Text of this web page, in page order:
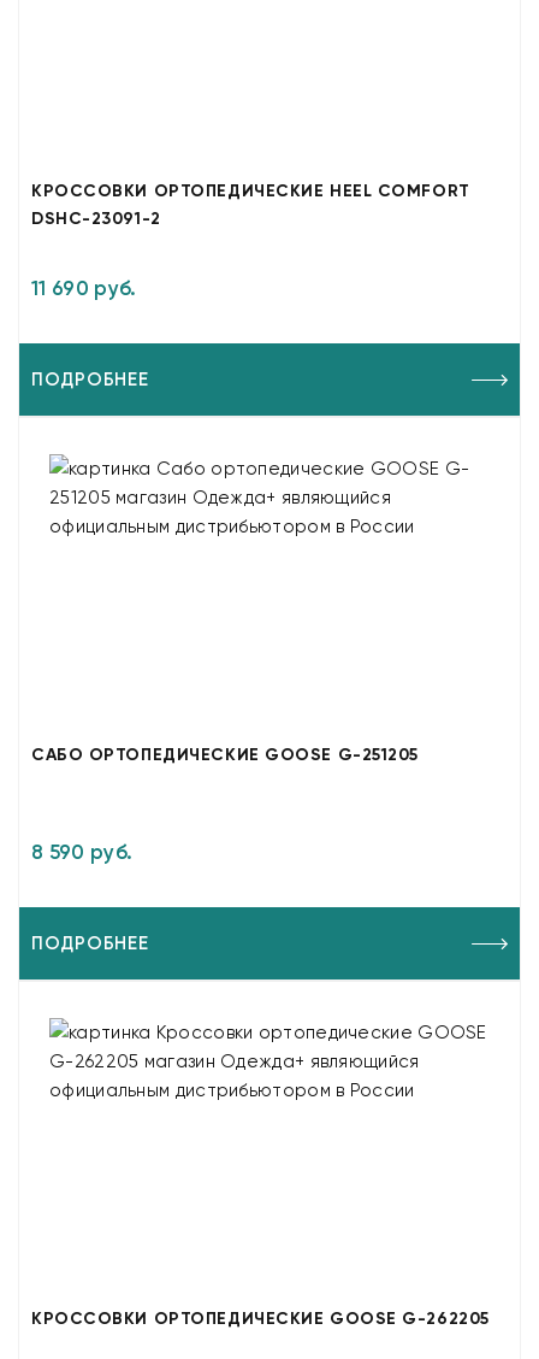
КРОССОВКИ ОРТОПЕДИЧЕСКИЕ HEEL COMFORT
DSHC-23091-2
11 690 руб.
ПОДРОБНЕЕ
САБО ОРТОПЕДИЧЕСКИЕ GOOSE G-251205
8 590 руб.
ПОДРОБНЕЕ
КРОССОВКИ ОРТОПЕДИЧЕСКИЕ GOOSE G-262205